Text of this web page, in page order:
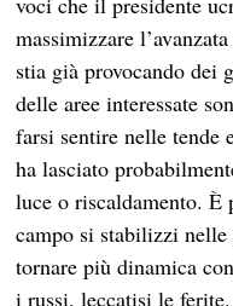
massimizzare
stia già provocando dei
delle aree interessate
farsi sentire nelle tende
ha lasciato
luce o riscaldamento. È
campo si stabilizzi
tornare più dinamica
i russi, leccatisi le